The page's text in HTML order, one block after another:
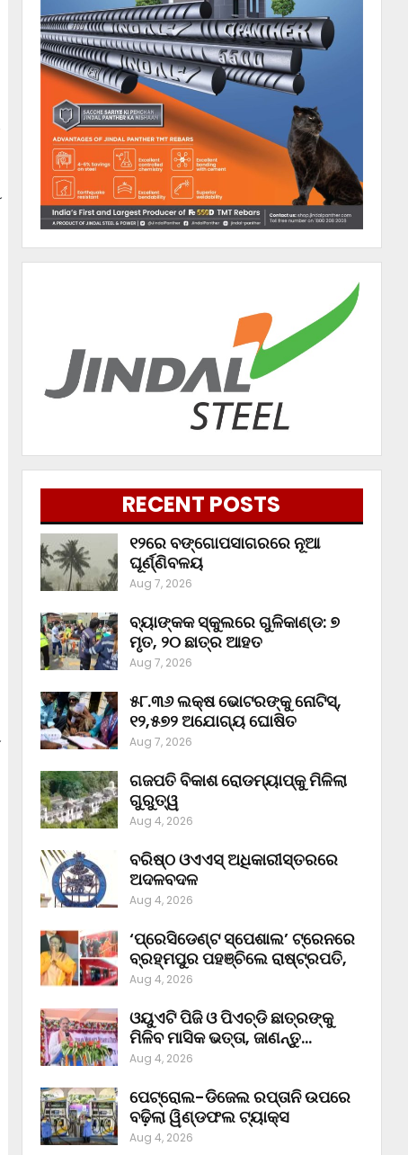
RECENT POSTS
୧୨ରେ ବଙ୍ଗୋପସାଗରରେ ନୂଆ
ଘୂର୍ଣ୍ଣିବଳୟ
Aug 7, 2026
ବ୍ୟାଙ୍କକ ସ୍କୁଲରେ ଗୁଳିକାଣ୍ଡ: ୭
ମୃତ, ୨୦ ଛାତ୍ର ଆହତ
Aug 7, 2026
୫୮.୩୬ ଲକ୍ଷ ଭୋଟରଙ୍କୁ ନୋଟିସ୍‌,
୧୨,୫୭୨ ଅଯୋଗ୍ୟ ଘୋଷିତ
Aug 7, 2026
ଗଜପତି ବିକାଶ ରୋଡମ୍ୟାପ୍‌କୁ ମିଳିଲା
ଗୁରୁତ୍ୱ
Aug 4, 2026
ବରିଷ୍ଠ ଓଏଏସ୍‌ ଅଧିକାରୀସ୍ତରରେ
ଅଦଳବଦଳ
Aug 4, 2026
‘ପ୍ରେସିଡେଣ୍ଟ ସ୍ପେଶାଲ’ ଟ୍ରେନରେ
ବ୍ରହ୍ମପୁର ପହଞ୍ଚିଲେ ରାଷ୍ଟ୍ରପତି,
Aug 4, 2026
ଓୟୁଏଟି ପିଜି ଓ ପିଏଚ୍‌ଡି ଛାତ୍ରଙ୍କୁ
ମିଳିବ ମାସିକ ଭତ୍ତା, ଜାଣନ୍ତୁ…
Aug 4, 2026
ପେଟ୍ରୋଲ-ଡିଜେଲ ରପ୍ତାନି ଉପରେ
ବଢ଼ିଲା ୱିଣ୍ଡଫଲ ଟ୍ୟାକ୍ସ
Aug 4, 2026